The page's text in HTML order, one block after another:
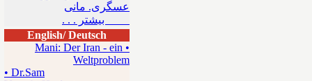
عسگری. مانی
بیشتر . . .
English/ Deutsch
• Mani: Der Iran - ein
Weltproblem
• Dr.Sam